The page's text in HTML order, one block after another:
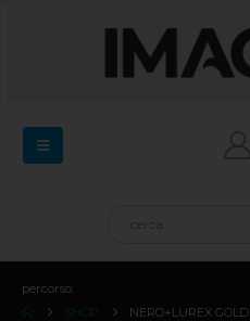
percorso:
SHOP
NERO+LUREX GOLD